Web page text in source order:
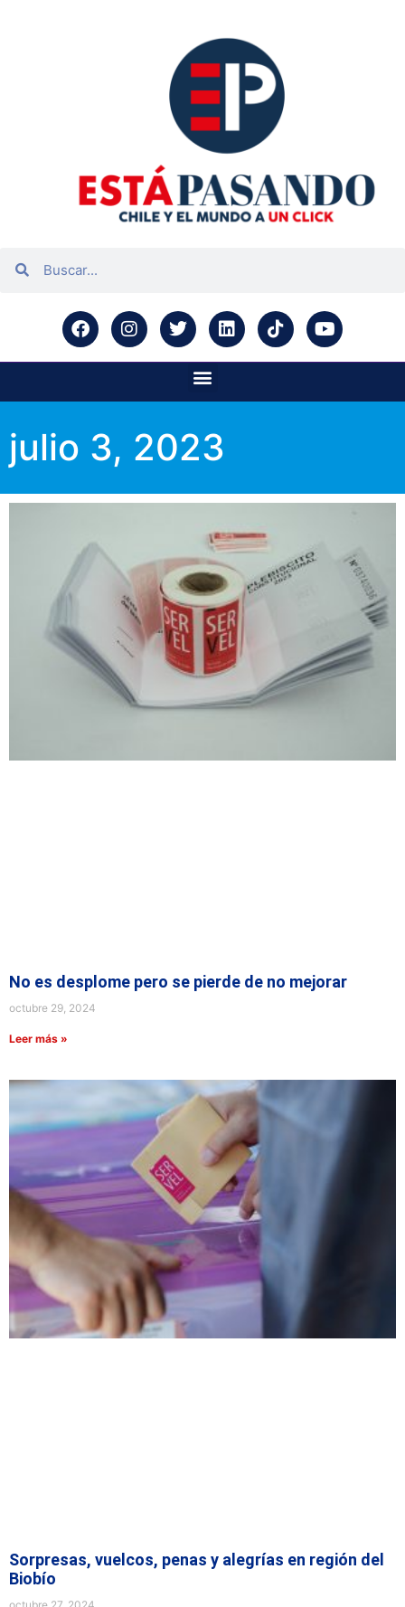
julio 3, 2023
No es desplome pero se pierde de no mejorar
octubre 29, 2024
Leer más »
Sorpresas, vuelcos, penas y alegrías en región del
Biobío